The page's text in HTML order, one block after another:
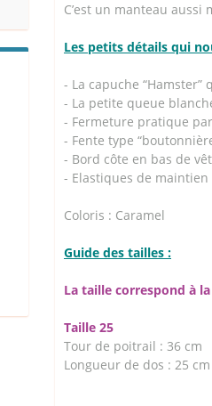
C’est un manteau
Les petits détails qui
- La capuche
- La petite queue
- Fermeture pratique
- Fente type
- Bord côte en bas de
- Elastiques de
Coloris : Caramel
Guide des tailles :
La taille correspond à
Taille 25
Tour de poitrail : 36 cm
Longueur de dos : 25 cm